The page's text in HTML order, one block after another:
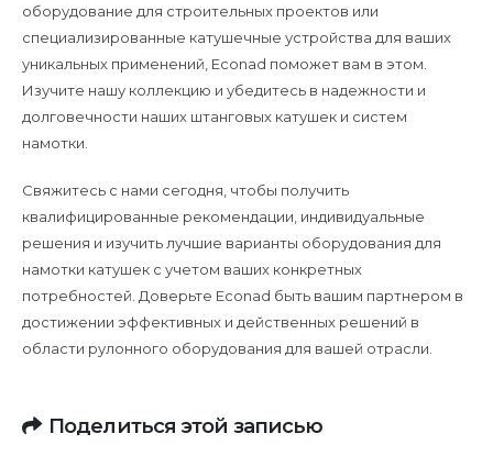
оборудование для строительных проектов или
специализированные катушечные устройства для ваших
уникальных применений, Econad поможет вам в этом.
Изучите нашу коллекцию и убедитесь в надежности и
долговечности наших штанговых катушек и систем
намотки.
Свяжитесь с нами сегодня, чтобы получить
квалифицированные рекомендации, индивидуальные
решения и изучить лучшие варианты оборудования для
намотки катушек с учетом ваших конкретных
потребностей. Доверьте Econad быть вашим партнером в
достижении эффективных и действенных решений в
области рулонного оборудования для вашей отрасли.
Поделиться этой записью